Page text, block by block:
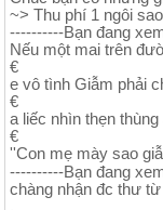
~> Thu phí 1 ngôi
----------Bạn đang
Nếu một mai trên
€
e vô tình Giẫm phải
€
a liếc nhìn thẹn thùng
€
''Con mẹ mày sao
----------Bạn đang
chàng nhận đc thư từ